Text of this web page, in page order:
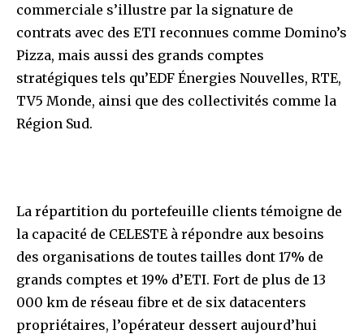
commerciale s’illustre par la signature de
contrats avec des ETI reconnues comme Domino’s
Pizza, mais aussi des grands comptes
stratégiques tels qu’EDF Énergies Nouvelles, RTE,
TV5 Monde, ainsi que des collectivités comme la
Région Sud.
La répartition du portefeuille clients témoigne de
la capacité de CELESTE à répondre aux besoins
des organisations de toutes tailles dont 17% de
grands comptes et 19% d’ETI. Fort de plus de 13
000 km de réseau fibre et de six datacenters
propriétaires, l’opérateur dessert aujourd’hui